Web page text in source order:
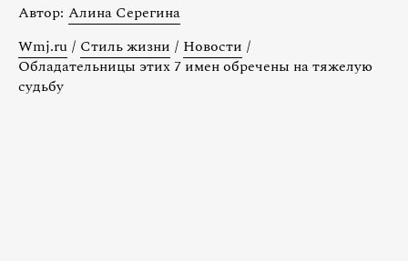
Автор: Алина Серегина
Wmj.ru / Стиль жизни / Новости /
Обладательницы этих 7 имен обречены на тяжелую
судьбу